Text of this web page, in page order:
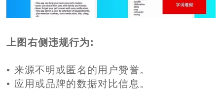
上图右侧违规行为:
• 来源不明或匿名的用户赞誉。
• 应用或品牌的数据对比信息。